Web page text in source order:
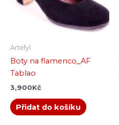
Artefyl
Boty na flamenco_AF
Tablao
3,900Kč
Přidat do košíku